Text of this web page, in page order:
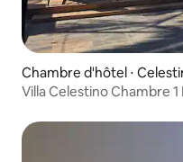
Chambre d'hôtel ⋅
Villa Celestino